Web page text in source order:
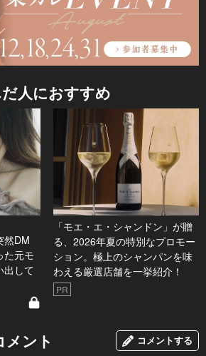
人におすすめ
然DM
元モ
出して
「モエ・エ・シャンドン」が贈
る、2026年夏の特別なプロモー
ション。極上のシャンパンを味
わえる厳選店舗を一挙紹介！
PR
メント コメントする